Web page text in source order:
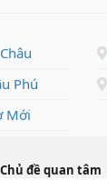
Phú
Mới
Chủ đề quan tâm